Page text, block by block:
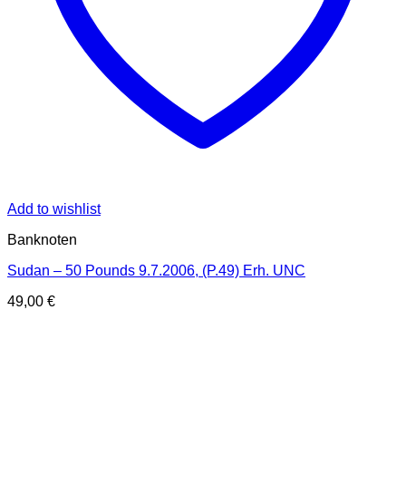
Add to wishlist
Banknoten
Sudan – 50 Pounds 9.7.2006, (P.49) Erh. UNC
49,00 €